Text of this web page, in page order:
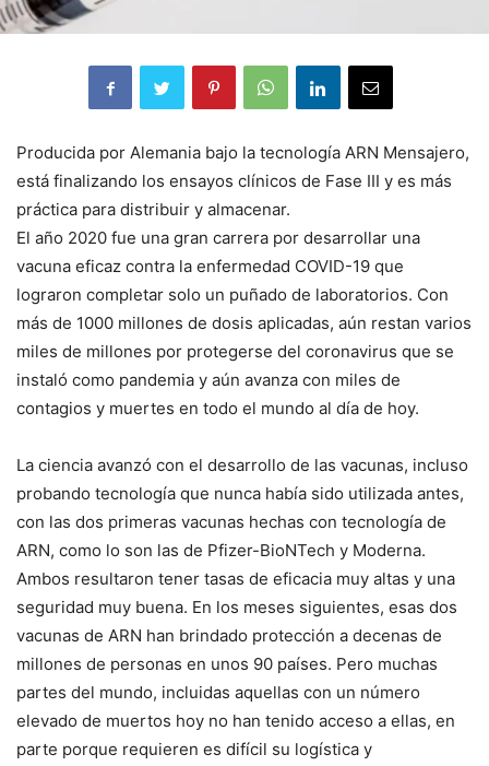
Producida por Alemania bajo la tecnología ARN Mensajero,
está finalizando los ensayos clínicos de Fase III y es más
práctica para distribuir y almacenar.
El año 2020 fue una gran carrera por desarrollar una
vacuna eficaz contra la enfermedad COVID-19 que
lograron completar solo un puñado de laboratorios. Con
más de 1000 millones de dosis aplicadas, aún restan varios
miles de millones por protegerse del coronavirus que se
instaló como pandemia y aún avanza con miles de
contagios y muertes en todo el mundo al día de hoy.
La ciencia avanzó con el desarrollo de las vacunas, incluso
probando tecnología que nunca había sido utilizada antes,
con las dos primeras vacunas hechas con tecnología de
ARN, como lo son las de Pfizer-BioNTech y Moderna.
Ambos resultaron tener tasas de eficacia muy altas y una
seguridad muy buena. En los meses siguientes, esas dos
vacunas de ARN han brindado protección a decenas de
millones de personas en unos 90 países. Pero muchas
partes del mundo, incluidas aquellas con un número
elevado de muertos hoy no han tenido acceso a ellas, en
parte porque requieren es difícil su logística y